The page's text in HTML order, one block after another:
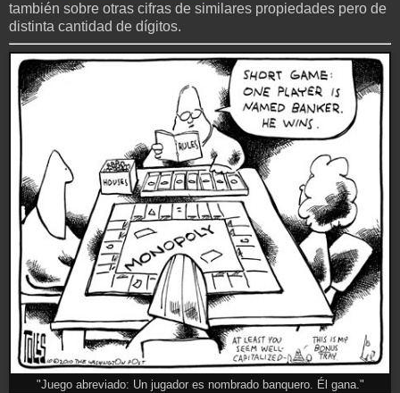
también sobre otras cifras de similares propiedades pero de
distinta cantidad de dígitos.
"Juego abreviado: Un jugador es nombrado banquero. Él gana."